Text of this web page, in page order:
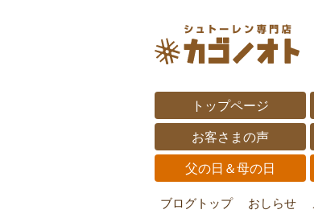
トップページ
お客さまの声
父の日＆母の日
ブログトップ おしらせ